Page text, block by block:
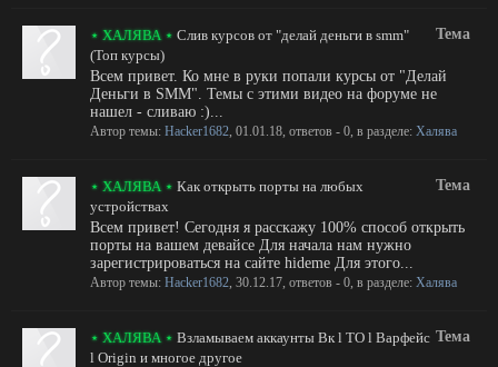
Тема
⋆ ХАЛЯВА ⋆ Слив курсов от "делай деньги в smm"
(Топ курсы)
Всем привет. Ко мне в руки попали курсы от "Делай
Деньги в SMM". Темы с этими видео на форуме не
нашел - сливаю :)...
Автор темы: Hacker1682, 01.01.18, ответов - 0, в разделе: Халява
Тема
⋆ ХАЛЯВА ⋆ Как открыть порты на любых
устройствах
Всем привет! Сегодня я расскажу 100% способ открыть
порты на вашем девайсе Для начала нам нужно
зарегистрироваться на сайте hideme Для этого...
Автор темы: Hacker1682, 30.12.17, ответов - 0, в разделе: Халява
Тема
⋆ ХАЛЯВА ⋆ Взламываем аккаунты Вк l TO l Варфейс
l Origin и многое другое